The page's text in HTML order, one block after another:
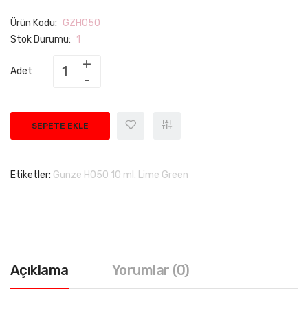
Ürün Kodu: GZH050
Stok Durumu: 1
Adet
SEPETE EKLE
Etiketler: Gunze H050 10 ml. Lime Green
Açıklama Yorumlar (0)